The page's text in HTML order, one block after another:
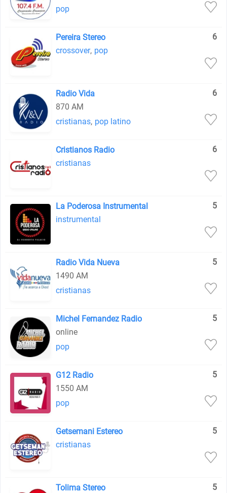
pop
Pereira Stereo
6
crossover, pop
Radio Vida
6
870 AM
cristianas, pop latino
Cristianos Radio
6
cristianas
La Poderosa Instrumental
5
instrumental
Radio Vida Nueva
5
1490 AM
cristianas
Michel Fernandez Radio
5
online
pop
G12 Radio
5
1550 AM
pop
Getsemani Estereo
5
cristianas
Tolima Stereo
5